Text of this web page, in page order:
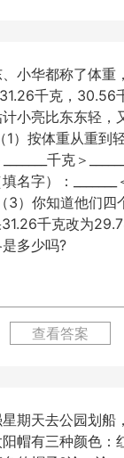
小华都称了体重
千克，30.56
小亮比东东轻，
）按体重从重到
千克＞
名字）：_______
（3）你知道他们
千克改为
多少吗?
查看答案
期天去公园划船
帽有三种颜色：